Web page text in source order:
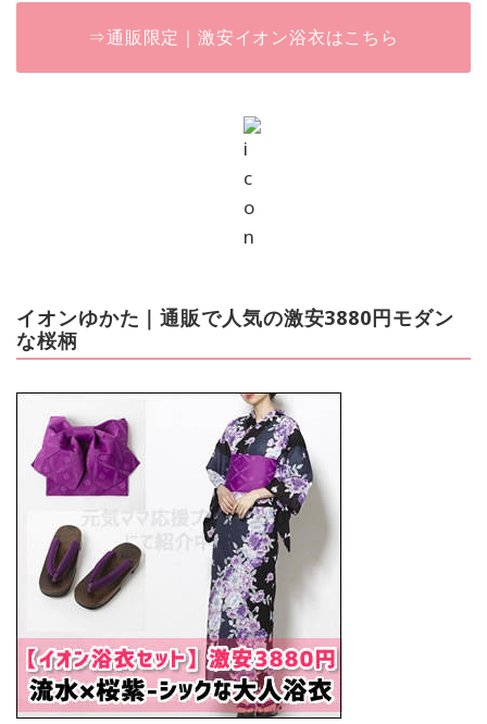
⇒通販限定｜激安イオン浴衣はこちら
イオンゆかた｜通販で人気の激安3880円モダン
な桜柄